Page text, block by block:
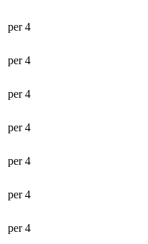
per 4
per 4
per 4
per 4
per 4
per 4
per 4